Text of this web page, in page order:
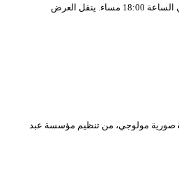
يقدم المسرح الوطني الجزائري بمساهمة المسرح الجهوي تيزي وزو العرض الشرفي للإنتاج الفني الجديد الموسوم ب”ضد الطبيعة” من تصميم الكوريغراف سليمان حابس وذلك غدا الخميس 09 ماي 2024 في الساعة 18:00 مساء. ينقل العرض
الدكتورة صورية مولوجي، من تنظيم مؤسسة عبد